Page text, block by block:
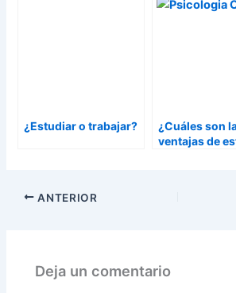
¿Estudiar o trabajar?
¿Cuáles son
ventajas de
ANTERIOR
Deja un comentario